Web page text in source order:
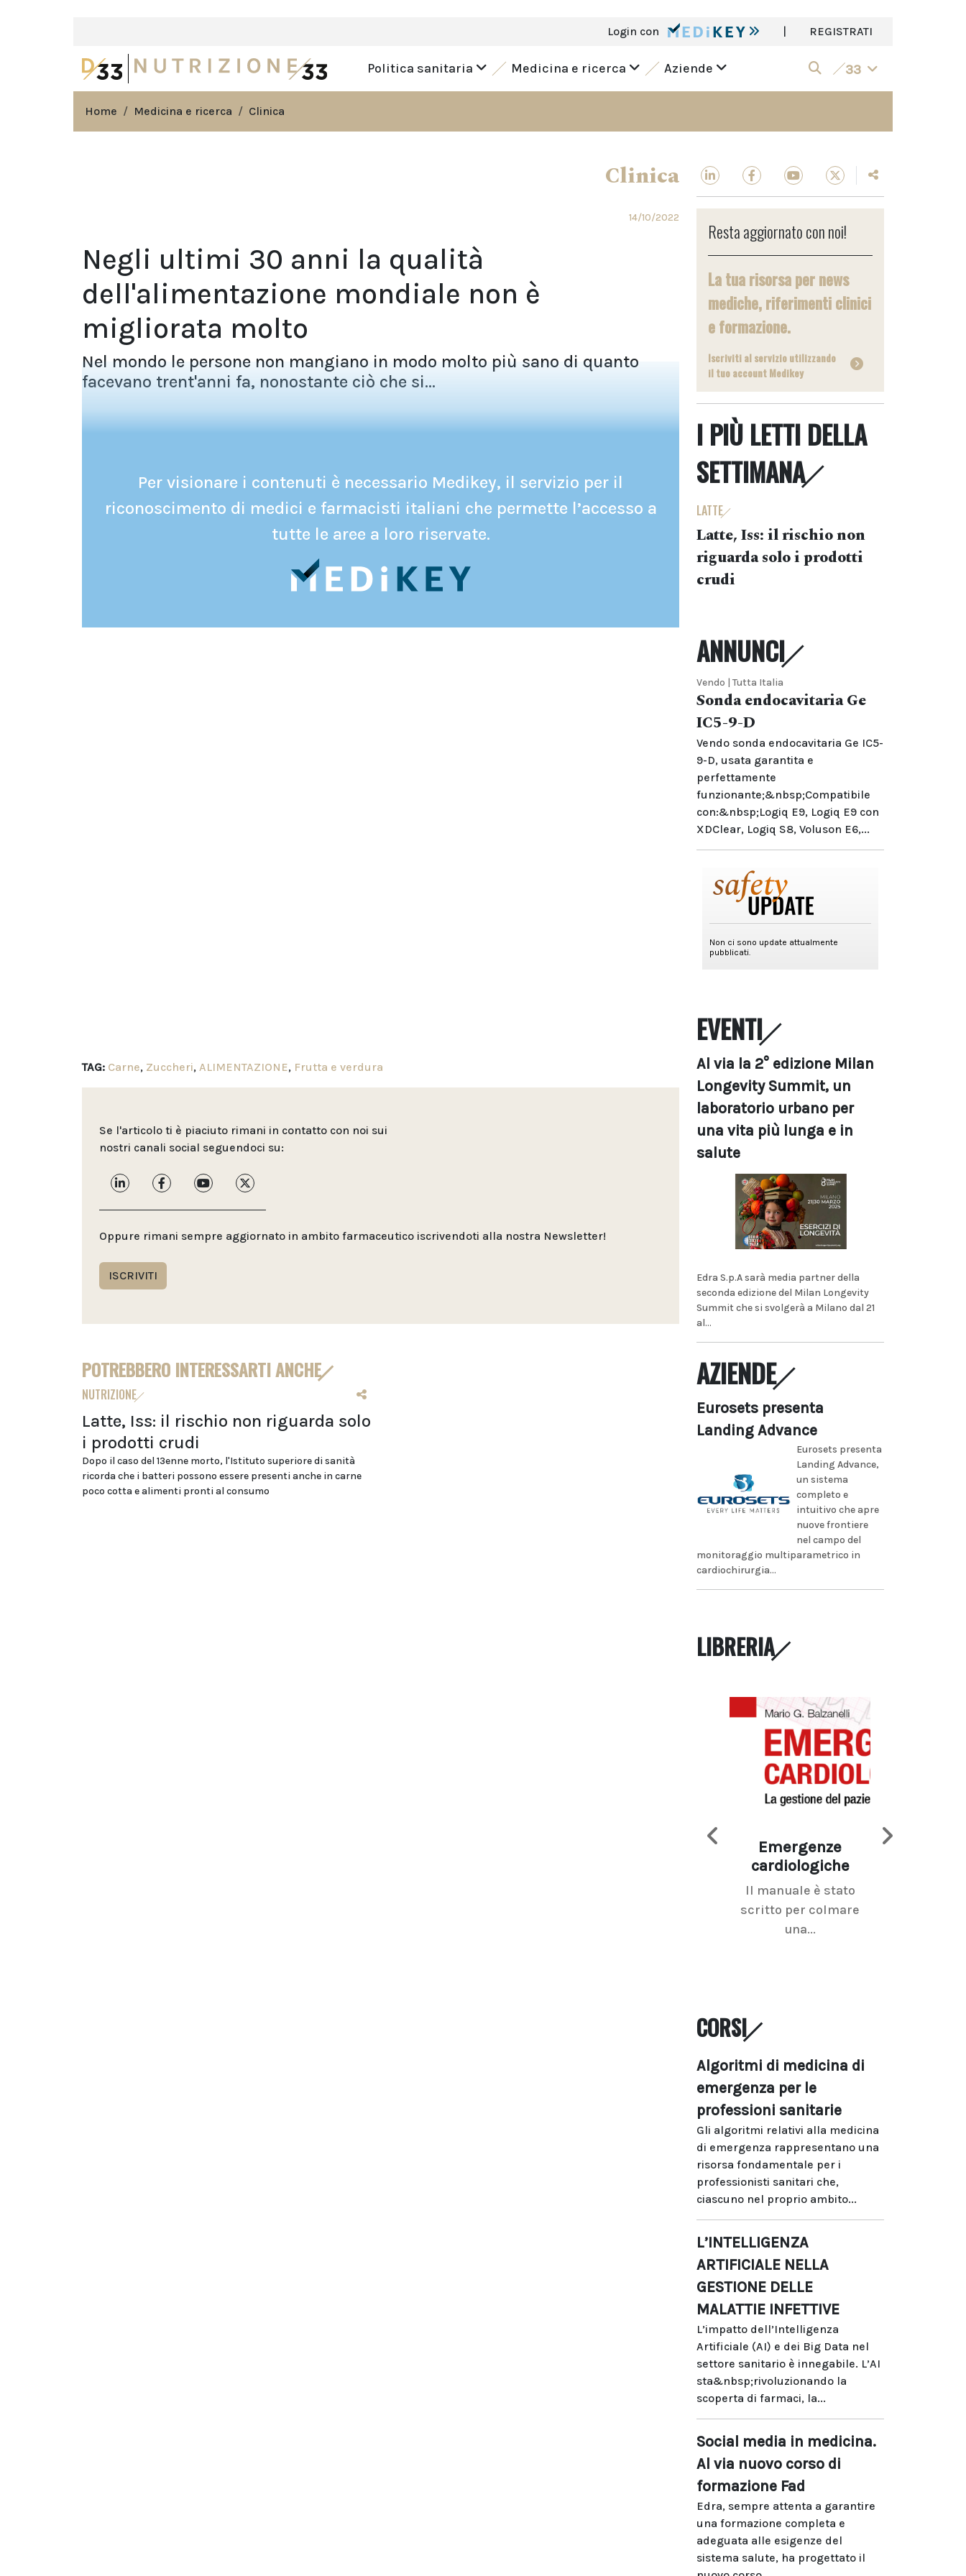
Login con | REGISTRATI
Politica sanitaria Medicina e ricerca Aziende 33
Home Medicina e ricerca Clinica
Clinica
14/10/2022
Negli ultimi 30 anni la qualità
dell'alimentazione mondiale non è
migliorata molto
Nel mondo le persone non mangiano in modo molto più sano di quanto
facevano trent'anni fa, nonostante ciò che si...
Per visionare i contenuti è necessario Medikey, il servizio per il
riconoscimento di medici e farmacisti italiani che permette l’accesso a
tutte le aree a loro riservate.
TAG: Carne, Zuccheri, ALIMENTAZIONE, Frutta e verdura
Se l'articolo ti è piaciuto rimani in contatto con noi sui
nostri canali social seguendoci su:
Oppure rimani sempre aggiornato in ambito farmaceutico iscrivendoti alla nostra Newsletter!
ISCRIVITI
POTREBBERO INTERESSARTI ANCHE
NUTRIZIONE
Latte, Iss: il rischio non riguarda solo
i prodotti crudi
Dopo il caso del 13enne morto, l'Istituto superiore di sanità
ricorda che i batteri possono essere presenti anche in carne
poco cotta e alimenti pronti al consumo
Resta aggiornato con noi!
La tua risorsa per news
mediche, riferimenti clinici
e formazione.
Iscriviti al servizio utilizzando
il tuo account Medikey
I PIÙ LETTI DELLA
SETTIMANA
LATTE
Latte, Iss: il rischio non
riguarda solo i prodotti
crudi
ANNUNCI
Vendo | Tutta Italia
Sonda endocavitaria Ge
IC5-9-D
Vendo sonda endocavitaria Ge IC5-
9-D, usata garantita e
perfettamente
funzionante;&nbsp;Compatibile
con:&nbsp;Logiq E9, Logiq E9 con
XDClear, Logiq S8, Voluson E6,...
EVENTI
Al via la 2° edizione Milan
Longevity Summit, un
laboratorio urbano per
una vita più lunga e in
salute
Edra S.p.A sarà media partner della
seconda edizione del Milan Longevity
Summit che si svolgerà a Milano dal 21
al...
AZIENDE
Eurosets presenta
Landing Advance
Eurosets presenta
Landing Advance,
un sistema
completo e
intuitivo che apre
nuove frontiere
nel campo del
monitoraggio multiparametrico in
cardiochirurgia...
LIBRERIA
Emergenze
cardiologiche
Il manuale è stato
scritto per colmare
una...
CORSI
Algoritmi di medicina di
emergenza per le
professioni sanitarie
Gli algoritmi relativi alla medicina
di emergenza rappresentano una
risorsa fondamentale per i
professionisti sanitari che,
ciascuno nel proprio ambito...
L’INTELLIGENZA
ARTIFICIALE NELLA
GESTIONE DELLE
MALATTIE INFETTIVE
L’impatto dell’Intelligenza
Artificiale (AI) e dei Big Data nel
settore sanitario è innegabile. L’AI
sta&nbsp;rivoluzionando la
scoperta di farmaci, la...
Social media in medicina.
Al via nuovo corso di
formazione Fad
Edra, sempre attenta a garantire
una formazione completa e
adeguata alle esigenze del
sistema salute, ha progettato il